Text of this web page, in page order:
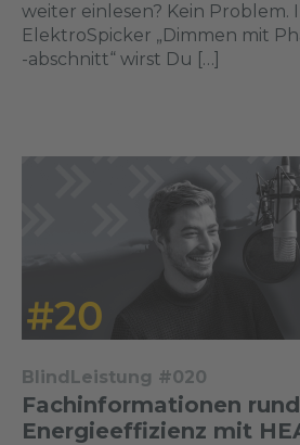
weiter einlesen? Kein Problem.
ElektroSpicker „Dimmen mit
-abschnitt“ wirst Du […]
BlindLeistung #020
Fachinformationen
Energieeffizienz mit